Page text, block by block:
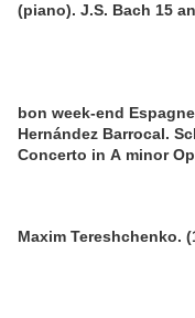
(piano). J.S. Bach 15
bon week-end
Hernández Barrocal. Schumann Piano
Concerto in A minor
Maxim Tereshchenko.